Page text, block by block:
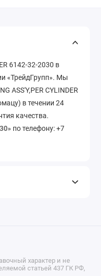
6142-32-2030 в
«ТрейдГрупп». Мы
ASS'Y,PER CYLINDER
в течении 24
качества.
» по телефону: +7
характер и не
статьей 437 ГК РФ,